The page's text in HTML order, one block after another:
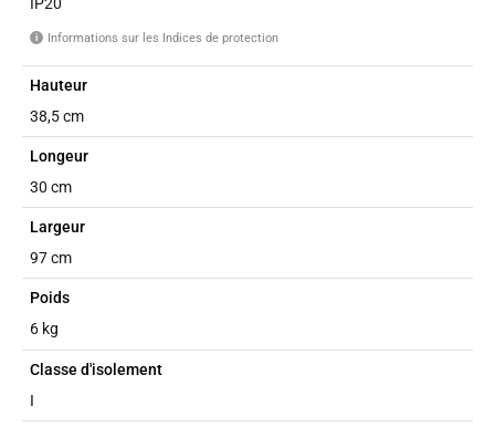
i Informations sur les Indices de protection
Hauteur
38,5 cm
Longeur
30 cm
Largeur
97 cm
Poids
6 kg
Classe d'isolement
I